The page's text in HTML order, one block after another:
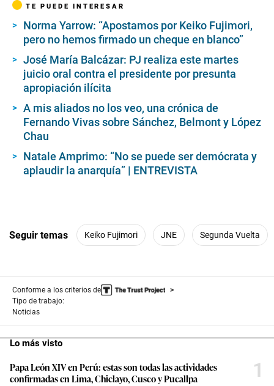
TE PUEDE INTERESAR
Norma Yarrow: “Apostamos por Keiko Fujimori,
pero no hemos firmado un cheque en blanco”
José María Balcázar: PJ realiza este martes
juicio oral contra el presidente por presunta
apropiación ilícita
A mis aliados no los veo, una crónica de
Fernando Vivas sobre Sánchez, Belmont y López
Chau
Natale Amprimo: “No se puede ser demócrata y
aplaudir la anarquía” | ENTREVISTA
Seguir temas Keiko Fujimori JNE Segunda Vuelta
Conforme a los criterios de
Tipo de trabajo:
Noticias
Lo más visto
Papa León XIV en Perú: estas son todas las actividades
confirmadas en Lima, Chiclayo, Cusco y Pucallpa
1